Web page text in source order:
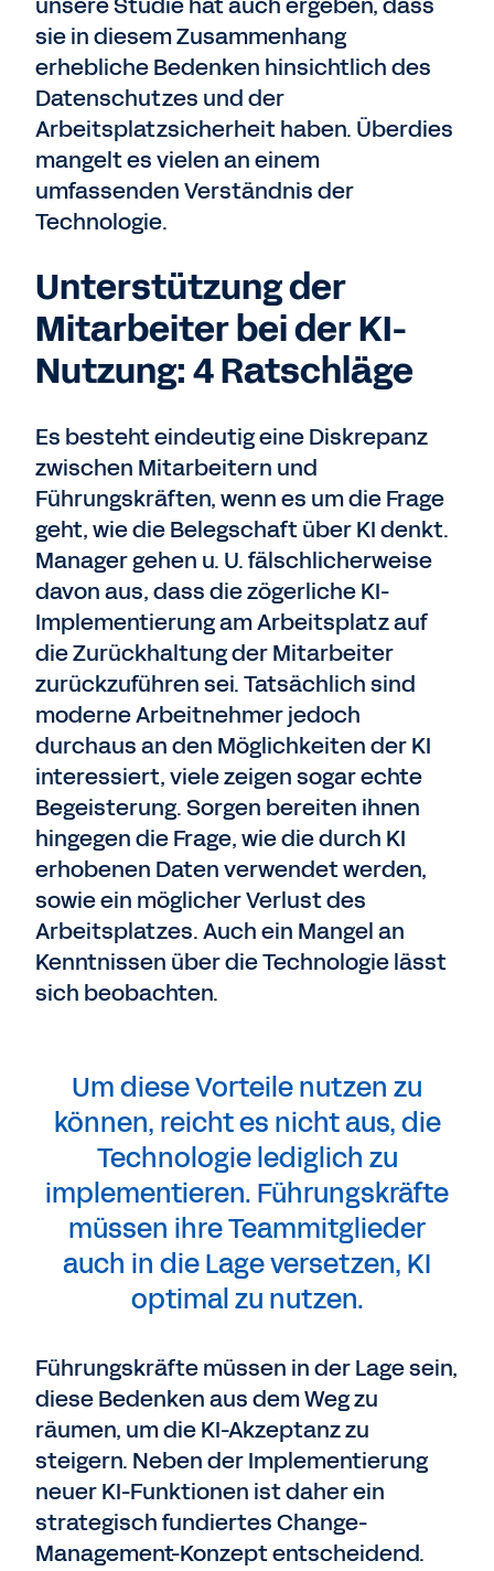
sie in diesem Zusammenhang
erhebliche Bedenken hinsichtlich des
Datenschutzes und der
Arbeitsplatzsicherheit haben. Überdies
mangelt es vielen an einem
umfassenden Verständnis der
Technologie.
Unterstützung der
Mitarbeiter bei der KI-
Nutzung: 4 Ratschläge
Es besteht eindeutig eine Diskrepanz
zwischen Mitarbeitern und
Führungskräften, wenn es um die Frage
geht, wie die Belegschaft über KI denkt.
Manager gehen u. U. fälschlicherweise
davon aus, dass die zögerliche KI-
Implementierung am Arbeitsplatz auf
die Zurückhaltung der Mitarbeiter
zurückzuführen sei. Tatsächlich sind
moderne Arbeitnehmer jedoch
durchaus an den Möglichkeiten der KI
interessiert, viele zeigen sogar echte
Begeisterung. Sorgen bereiten ihnen
hingegen die Frage, wie die durch KI
erhobenen Daten verwendet werden,
sowie ein möglicher Verlust des
Arbeitsplatzes. Auch ein Mangel an
Kenntnissen über die Technologie lässt
sich beobachten.
Um diese Vorteile nutzen zu
können, reicht es nicht aus, die
Technologie lediglich zu
implementieren. Führungskräfte
müssen ihre Teammitglieder
auch in die Lage versetzen, KI
optimal zu nutzen.
Führungskräfte müssen in der Lage sein,
diese Bedenken aus dem Weg zu
räumen, um die KI-Akzeptanz zu
steigern. Neben der Implementierung
neuer KI-Funktionen ist daher ein
strategisch fundiertes Change-
Management-Konzept entscheidend.